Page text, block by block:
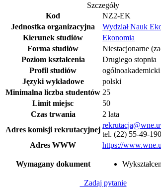
Szczegóły
Kod
NZ2-EK
Jednostka organizacyjna
Wydział Nauk
Kierunek studiów
Ekonomia
Forma studiów
Niestacjonarne
Poziom kształcenia
Drugiego stopnia
Profil studiów
ogólnoakademicki
Języki wykładowe
polski
Minimalna liczba studentów 25
Limit miejsc
50
Czas trwania
2 lata
Adres komisji rekrutacyjnej
tel. (22) 55-49-190
Adres WWW
https://
Wymagany dokument
Zadaj pytanie